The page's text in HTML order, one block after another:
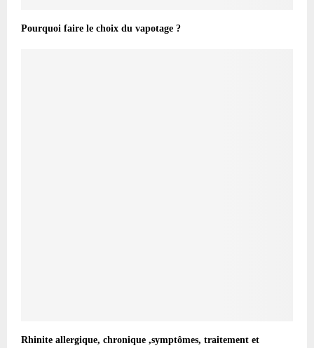
Pourquoi faire le choix du vapotage ?
Rhinite allergique, chronique ,symptômes, traitement et